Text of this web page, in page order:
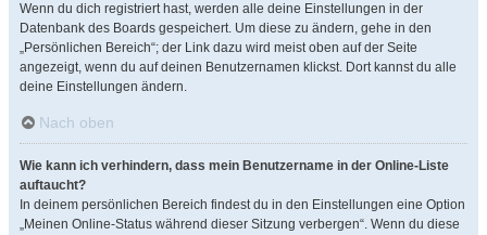
Wenn du dich registriert hast, werden alle deine Einstellungen in der
Datenbank des Boards gespeichert. Um diese zu ändern, gehe in den
„Persönlichen Bereich“; der Link dazu wird meist oben auf der Seite
angezeigt, wenn du auf deinen Benutzernamen klickst. Dort kannst du alle
deine Einstellungen ändern.
Nach oben
Wie kann ich verhindern, dass mein Benutzername in der Online-Liste
auftaucht?
In deinem persönlichen Bereich findest du in den Einstellungen eine Option
„Meinen Online-Status während dieser Sitzung verbergen“. Wenn du diese